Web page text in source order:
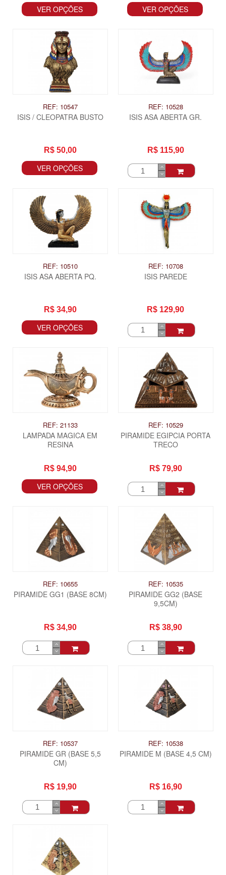
VER OPÇÕES VER OPÇÕES
REF: 10547
ISIS / CLEOPATRA BUSTO
R$ 50,00
VER OPÇÕES
REF: 10528
ISIS ASA ABERTA GR.
R$ 115,90
REF: 10510
ISIS ASA ABERTA PQ.
R$ 34,90
VER OPÇÕES
REF: 10708
ISIS PAREDE
R$ 129,90
REF: 21133
LAMPADA MAGICA EM
RESINA
R$ 94,90
VER OPÇÕES
REF: 10529
PIRAMIDE EGIPCIA PORTA
TRECO
R$ 79,90
REF: 10655
PIRAMIDE GG1 (BASE 8CM)
R$ 34,90
REF: 10535
PIRAMIDE GG2 (BASE
9,5CM)
R$ 38,90
REF: 10537
PIRAMIDE GR (BASE 5,5
CM)
R$ 19,90
REF: 10538
PIRAMIDE M (BASE 4,5 CM)
R$ 16,90